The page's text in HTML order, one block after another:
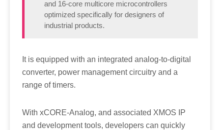
and 16-core multicore microcontrollers
optimized specifically for designers of
industrial products.
It is equipped with an integrated analog-to-digital
converter, power management circuitry and a
range of timers.
With xCORE-Analog, and associated XMOS IP
and development tools, developers can quickly